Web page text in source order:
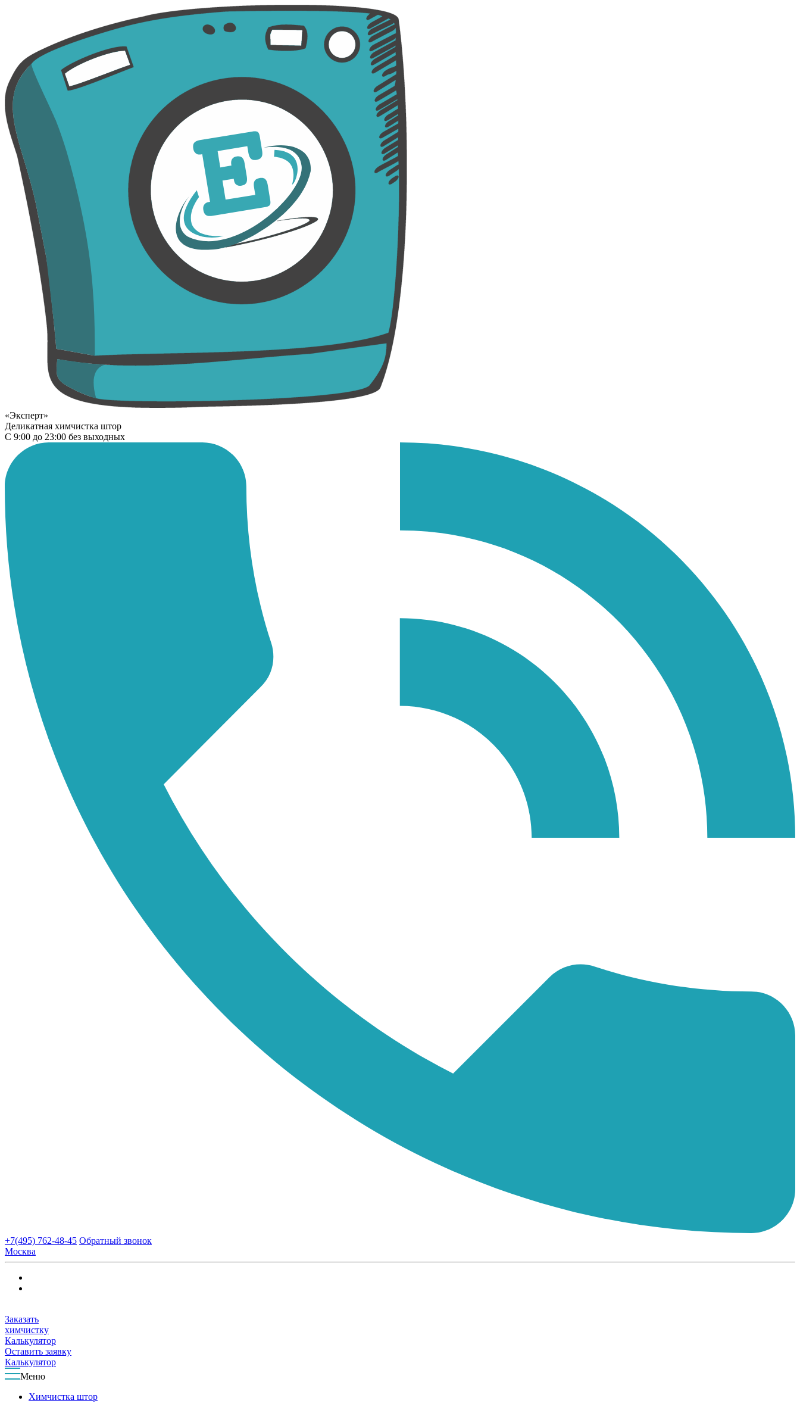
«Эксперт»
Деликатная химчистка штор
С 9:00 до 23:00 без выходных
+7(495) 762-48-45 Обратный звонок
Москва
Заказать
химчистку
Калькулятор
Оставить заявку
Калькулятор
Меню
Химчистка штор